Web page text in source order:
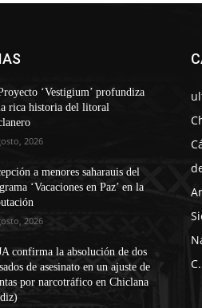
‘Vestigium’ profundiza
rica historia del litoral
2026
a menores saharauis del
‘Vacaciones en Paz’ en la
2026
confirma la absolución de dos
de asesinato en un ajuste de
por narcotráfico en Chiclana